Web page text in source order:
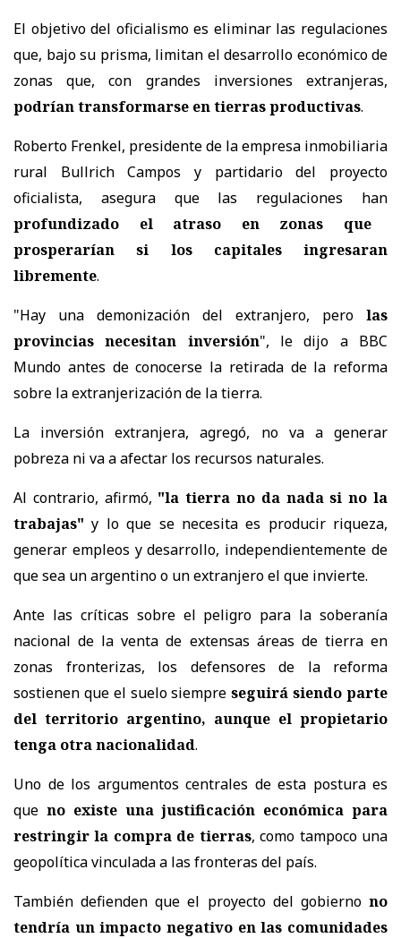
El objetivo del oficialismo es eliminar las regulaciones
que, bajo su prisma, limitan el desarrollo económico de
zonas que, con grandes inversiones extranjeras,
podrían transformarse en tierras productivas.
Roberto Frenkel, presidente de la empresa inmobiliaria
rural Bullrich Campos y partidario del proyecto
oficialista, asegura que las regulaciones han
profundizado el atraso en zonas que
prosperarían si los capitales ingresaran
libremente.
"Hay una demonización del extranjero, pero las
provincias necesitan inversión", le dijo a BBC
Mundo antes de conocerse la retirada de la reforma
sobre la extranjerización de la tierra.
La inversión extranjera, agregó, no va a generar
pobreza ni va a afectar los recursos naturales.
Al contrario, afirmó, "la tierra no da nada si no la
trabajas" y lo que se necesita es producir riqueza,
generar empleos y desarrollo, independientemente de
que sea un argentino o un extranjero el que invierte.
Ante las críticas sobre el peligro para la soberanía
nacional de la venta de extensas áreas de tierra en
zonas fronterizas, los defensores de la reforma
sostienen que el suelo siempreseguirá siendo parte
del territorio argentino, aunque el propietario
tenga otra nacionalidad.
Uno de los argumentos centrales de esta postura es
que no existe una justificación económica para
restringir la compra de tierras, como tampoco una
geopolítica vinculada a las fronteras del país.
También defienden que el proyecto del gobierno no
tendría un impacto negativo en las comunidades